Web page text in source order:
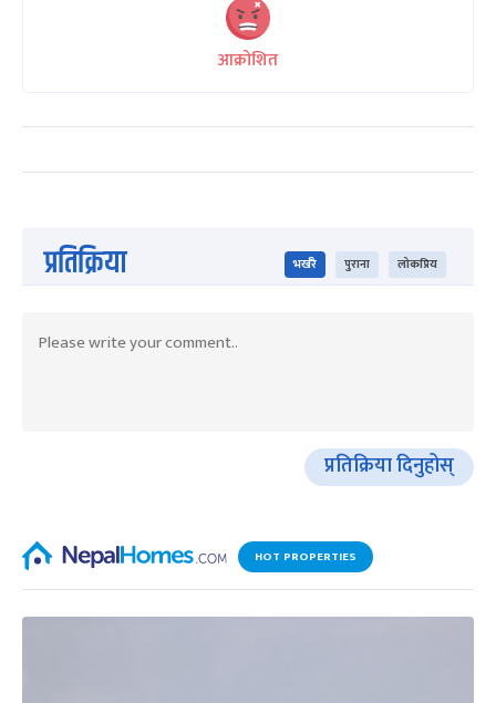
आक्रोशित
प्रतिक्रिया भर्खरै पुराना लोकप्रिय
प्रतिक्रिया दिनुहोस्
HOT PROPERTIES